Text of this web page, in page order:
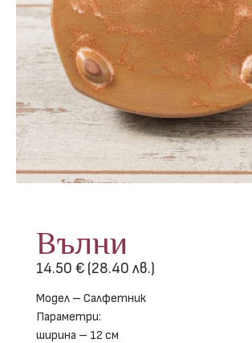
Вълни
14.50 € (28.40 лв.)
Модел – Салфетник
Параметри:
ширина – 12 см